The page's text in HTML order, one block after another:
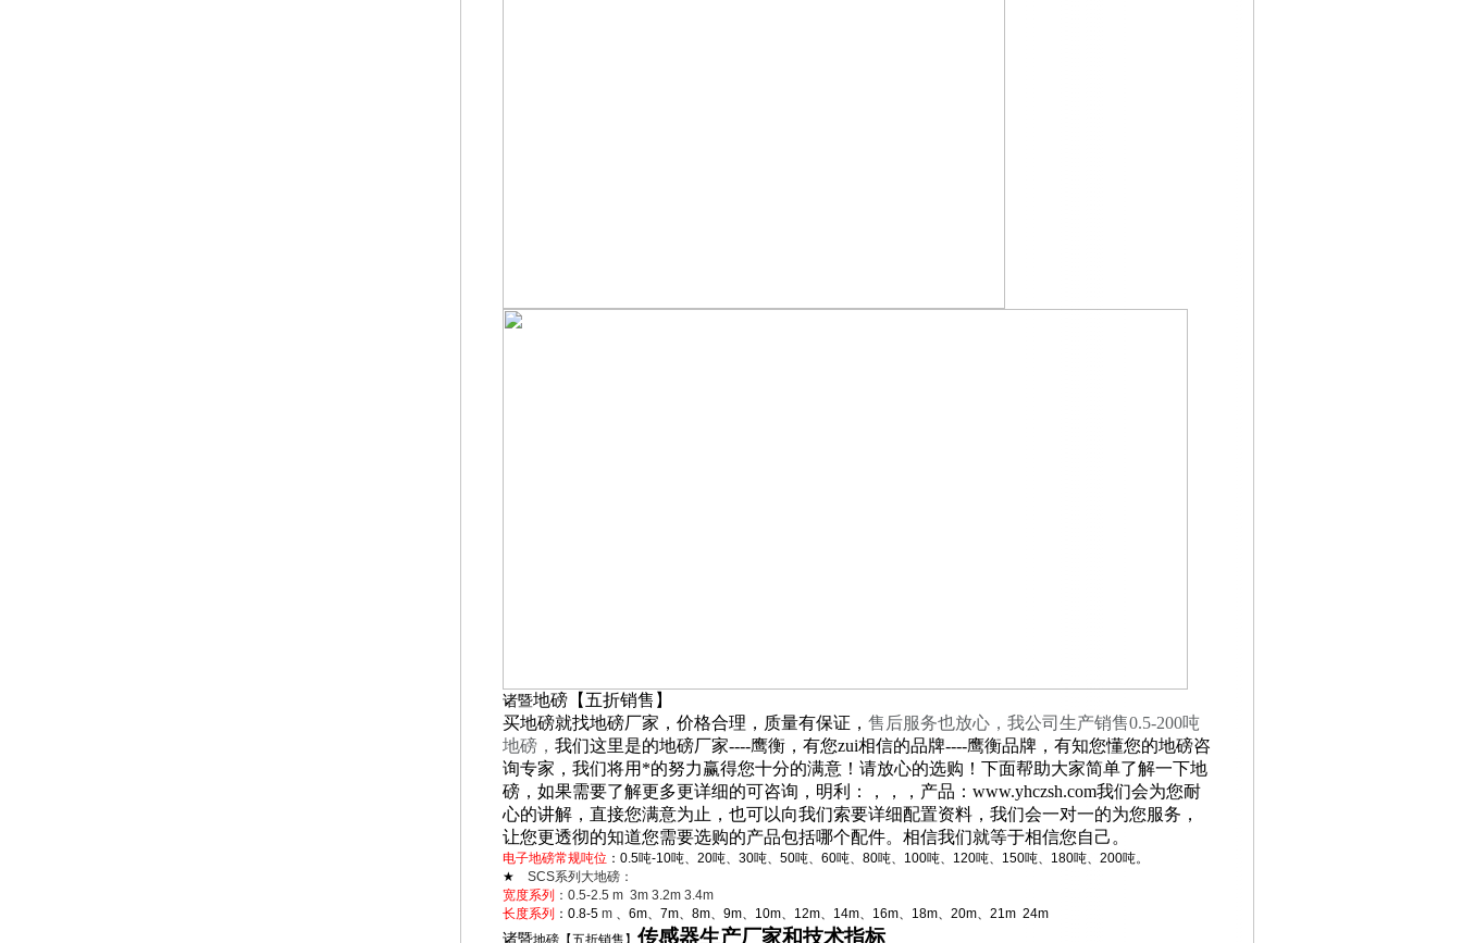
诸暨地磅【五折销售】
买地磅就找地磅厂家，价格合理，质量有保证， 售后服务也放心，我公司生产销售0.5-200吨
地磅， 我们这里是的地磅厂家----鹰衡，有您zui相信的品牌----鹰衡品牌，有知您懂您的地磅咨
询专家，我们将用*的努力赢得您十分的满意！请放心的选购！下面帮助大家简单了解一下地
磅，如果需要了解更多更详细的可咨询，明利：，，，产品：www.yhczsh.com我们会为您耐
心的讲解，直接您满意为止，也可以向我们索要详细配置资料，我们会一对一的为您服务，
让您更透彻的知道您需要选购的产品包括哪个配件。相信我们就等于相信您自己。
电子地磅常规吨位 ：0.5吨-10吨、20吨、30吨、50吨、60吨、80吨、100吨、120吨、150吨、180吨、200吨。
★ SCS系列大地磅：
宽度系列 ：0.5-2.5 m 3m 3.2m 3.4m
长度系列 ：0.8-5m、6m、7m、8m、9m、10m、12m、14m、16m、18m、20m、21m 24m
诸暨地磅【五折销售】 传感器生产厂家和技术指标